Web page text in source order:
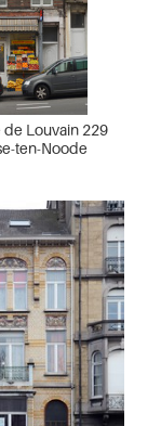
de Louvain 229
ten-Noode